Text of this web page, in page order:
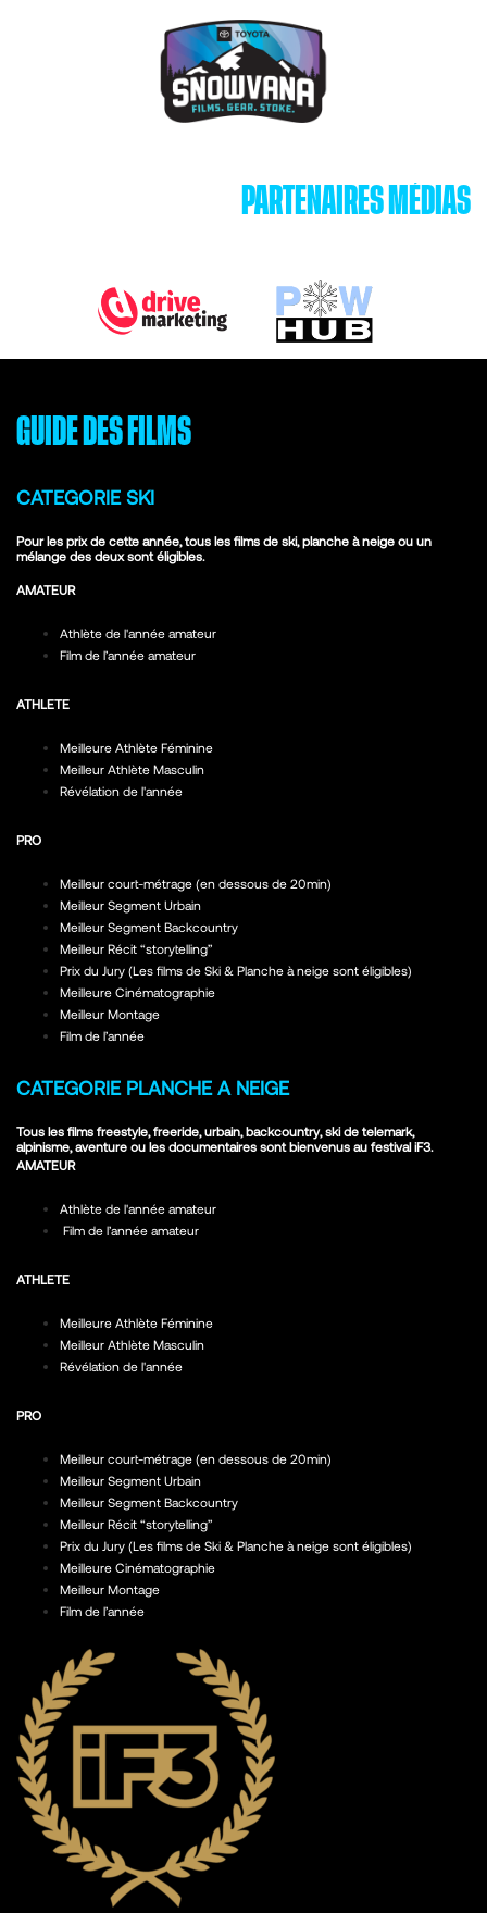
PARTENAIRES MÉDIAS
GUIDE DES FILMS
CATEGORIE SKI
Pour les prix de cette année, tous les films de ski, planche à neige ou un
mélange des deux sont éligibles.
AMATEUR
Athlète de l'année amateur
Film de l’année amateur
ATHLETE
Meilleure Athlète Féminine
Meilleur Athlète Masculin
Révélation de l'année
PRO
Meilleur court-métrage (en dessous de 20min)
Meilleur Segment Urbain
Meilleur Segment Backcountry
Meilleur Récit “storytelling”
Prix du Jury (Les films de Ski & Planche à neige sont éligibles)
Meilleure Cinématographie
Meilleur Montage
Film de l’année
CATEGORIE PLANCHE A NEIGE
Tous les films freestyle, freeride, urbain, backcountry, ski de telemark,
alpinisme, aventure ou les documentaires sont bienvenus au festival iF3.
AMATEUR
Athlète de l'année amateur
Film de l’année amateur
ATHLETE
Meilleure Athlète Féminine
Meilleur Athlète Masculin
Révélation de l'année
PRO
Meilleur court-métrage (en dessous de 20min)
Meilleur Segment Urbain
Meilleur Segment Backcountry
Meilleur Récit “storytelling”
Prix du Jury (Les films de Ski & Planche à neige sont éligibles)
Meilleure Cinématographie
Meilleur Montage
Film de l’année